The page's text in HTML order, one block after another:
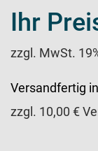
Ihr
zzgl. MwSt.
Versandfertig
zzgl. 10,00 €